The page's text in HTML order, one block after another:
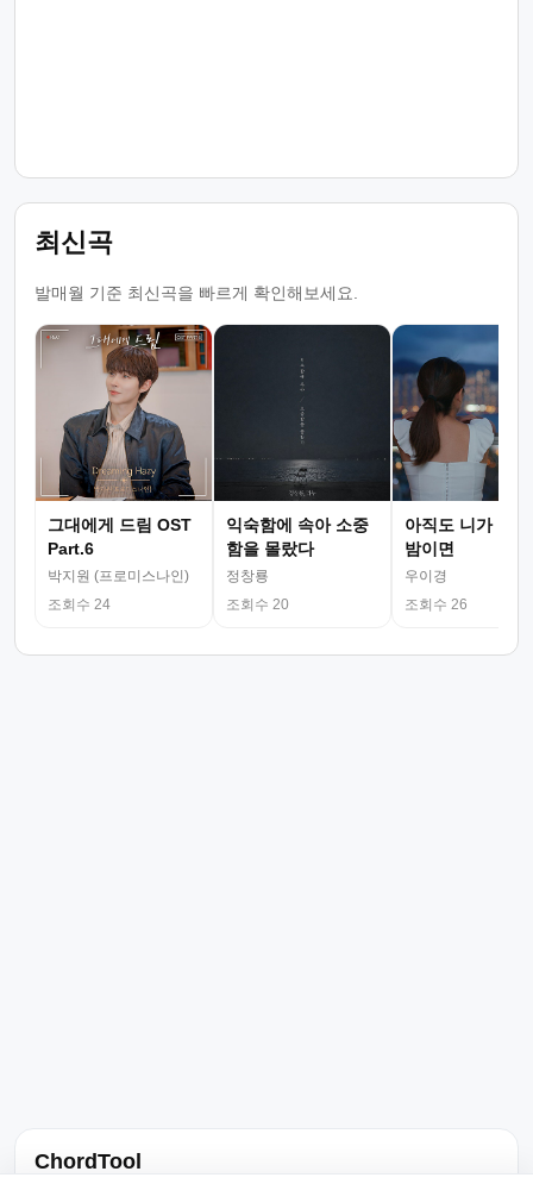
최신곡
발매월 기준 최신곡을 빠르게 확인해보세요.
그대에게 드림 OST
Part.6
박지원 (프로미스나인)
조회수 24
익숙함에 속아 소중
함을 몰랐다
정창룡
조회수 20
아직도 니가 그
밤이면
우이경
조회수 26
ChordTool